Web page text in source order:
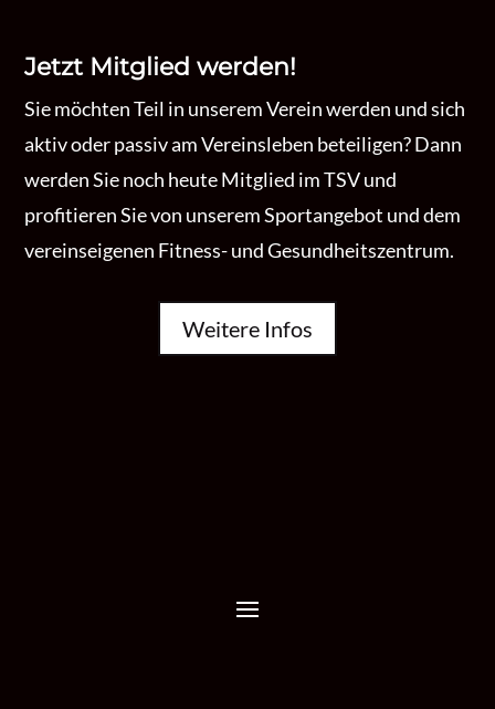
Jetzt Mitglied werden!
Sie möchten Teil in unserem Verein werden und sich
aktiv oder passiv am Vereinsleben beteiligen? Dann
werden Sie noch heute Mitglied im TSV und
profitieren Sie von unserem Sportangebot und dem
vereinseigenen Fitness- und Gesundheitszentrum.
Weitere Infos